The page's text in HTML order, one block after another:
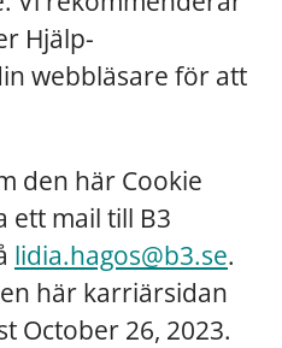
Hjälp-
webbläsare för att
den här Cookie
ett mail till B3
lidia.hagos@b3.se.
här karriärsidan
October 26, 2023.